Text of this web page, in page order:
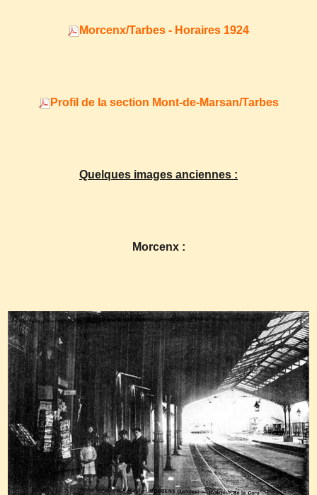
Morcenx/Tarbes - Horaires 1924
Profil de la section Mont-de-Marsan/Tarbes
Quelques images anciennes :
Morcenx :